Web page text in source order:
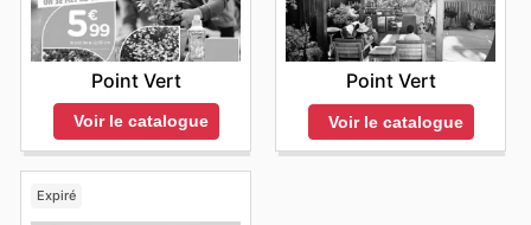
Point Vert
Voir le catalogue
Point Vert
Voir le catalogue
Expiré